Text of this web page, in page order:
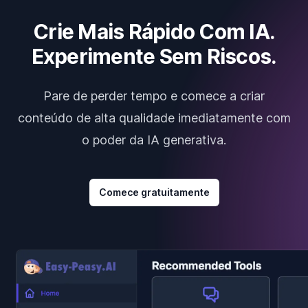
Crie Mais Rápido Com IA.
Experimente Sem Riscos.
Pare de perder tempo e comece a criar
conteúdo de alta qualidade imediatamente com
o poder da IA generativa.
Comece gratuitamente